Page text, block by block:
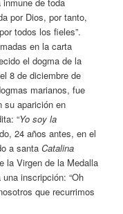
por Dios, por tanto,
todos los fieles”.
en la carta
el dogma de la
8 de diciembre de
marianos, fue
su aparición en
“Yo soy la
24 años antes, en el
a santaCatalina
la Virgen de la Medalla
inscripción: “Oh
que recurrimos